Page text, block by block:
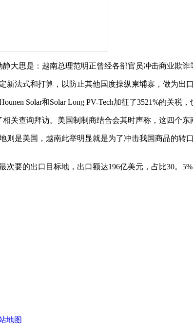
思是：越南总理范明正曾经各部官员冲击商业欺诈
式和打算，以防止其他国度操纵柬埔寨，做为出口
Solar和Solar Long PV-Tech加征了3521%的关税，
查询拜访。美国制制商结合会其时声称，这四个东
是美国，越南此举明显就是为了冲击我国商品的转
要的出口目标地，出口额达196亿美元，占比30。5%
地图